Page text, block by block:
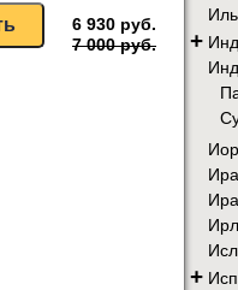
6 930 руб.
7 000 руб.
+
+